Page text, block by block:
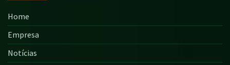
Home
Empresa
Notícias